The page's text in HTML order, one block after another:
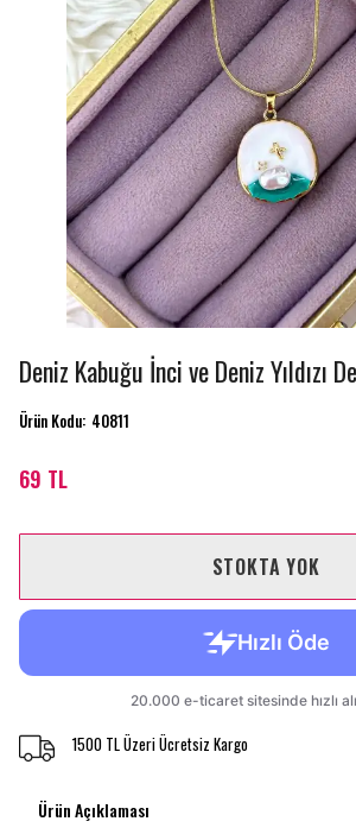
Deniz Kabuğu İnci ve Deniz Yıldızı
Ürün Kodu: 40811
69 TL
STOKTA YOK
1500 TL Üzeri Ücretsiz Kargo
Ürün Açıklaması